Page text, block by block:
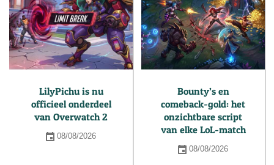
LilyPichu is nu
officieel onderdeel
van Overwatch 2
08/08/2026
Bounty’s en
comeback-gold: het
onzichtbare script
van elke LoL-match
08/08/2026